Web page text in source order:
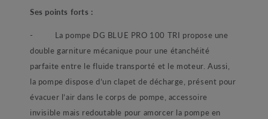
Ses points forts :
- La pompe DG BLUE PRO 100 TRI propose une
double garniture mécanique pour une étanchéité
parfaite entre le fluide transporté et le moteur. Aussi,
la pompe dispose d’un clapet de décharge, présent pour
évacuer l’air dans le corps de pompe, accessoire
invisible mais redoutable pour amorcer la pompe en